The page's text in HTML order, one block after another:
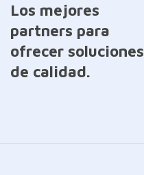
Los mejores
partners para
ofrecer soluciones
de calidad.